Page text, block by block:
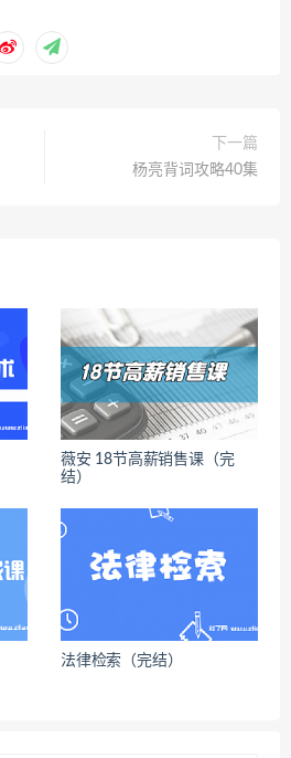
下一篇
杨亮背词攻略40集
薇安 18节高薪销售课（完
结）
法律检索（完结）